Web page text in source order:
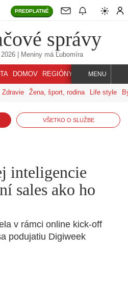
PREDPLATNÉ
správy
| Meniny má Ľubomíra
DOMOV REGIÓNY INDEX SVET
MENU
Zdravie Žena, šport, rodina Life style
VŠETKO O SLUŽBE
inteligencie
sales ako ho
v rámci online kick-off
podujatiu Digiweek